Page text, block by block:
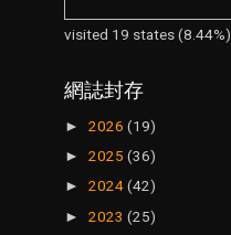
visited 19 states (8.44%)
網誌封存
► 2026 (19)
► 2025 (36)
► 2024(42)
► 2023 (25)